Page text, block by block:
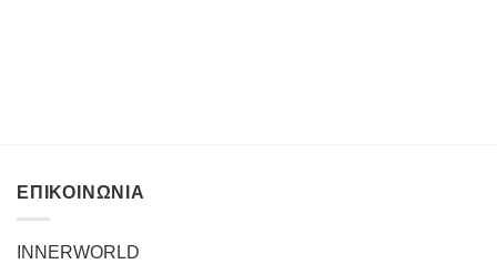
ΕΠΙΚΟΙΝΩΝΙΑ
INNERWORLD